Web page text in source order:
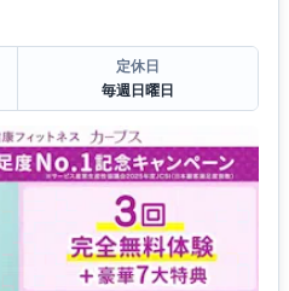
定休日
毎週日曜日